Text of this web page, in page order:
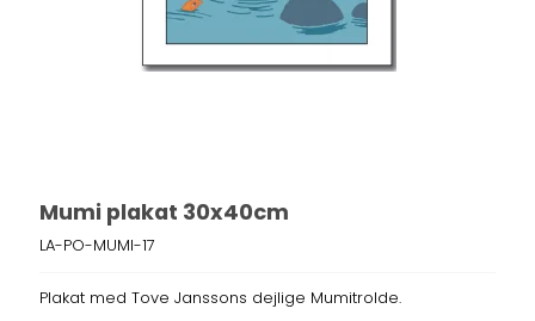
Mumi plakat 30x40cm
LA-PO-MUMI-17
Plakat med Tove Janssons dejlige Mumitrolde.